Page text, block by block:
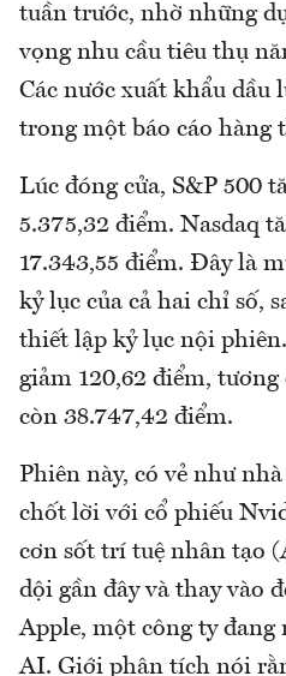
tuần trước, nhờ những
vọng nhu cầu tiêu thụ
Các nước xuất khẩu dầu
trong một báo cáo hàng
Lúc đóng cửa, S&P 500
5.375,32 điểm. Nasdaq
17.343,55 điểm. Đây là
kỷ lục của cả hai chỉ số,
thiết lập kỷ lục nội
giảm 120,62 điểm, tương
còn 38.747,42 điểm.
Phiên này, có vẻ như
chốt lời với cổ phiếu
cơn sốt trí tuệ nhân tạo
dội gần đây và thay vào
Apple, một công ty
AI. Giới phân tích nói